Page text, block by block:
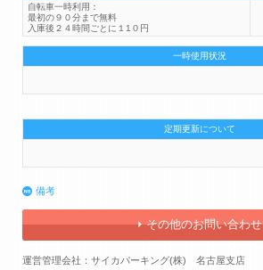
自転車一時利用：
最初の９０分まで無料
入庫後２４時間ごとに１1０円
一時使用状況
定期更新について
備考
その他のお問い合わせ
運営管理会社：サイカパーキング(株) 名古屋支店